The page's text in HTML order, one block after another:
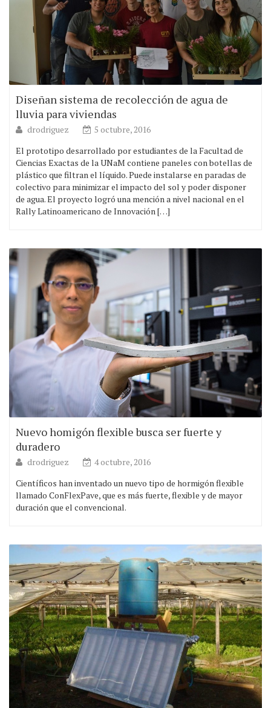
Diseñan sistema de recolección de agua de
lluvia para viviendas
drodriguez
5 octubre, 2016
El prototipo desarrollado por estudiantes de la Facultad de
Ciencias Exactas de la UNaM contiene paneles con botellas de
plástico que filtran el líquido. Puede instalarse en paradas de
colectivo para minimizar el impacto del sol y poder disponer
de agua. El proyecto logró una mención a nivel nacional en el
Rally Latinoamericano de Innovación […]
Nuevo homigón flexible busca ser fuerte y
duradero
drodriguez
4 octubre, 2016
Científicos han inventado un nuevo tipo de hormigón flexible
llamado ConFlexPave, que es más fuerte, flexible y de mayor
duración que el convencional.